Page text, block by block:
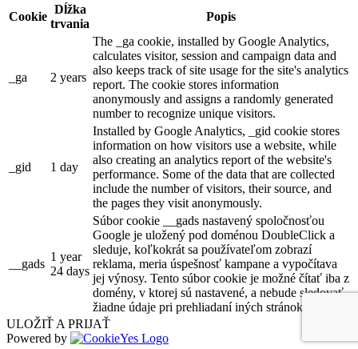
Cookie
Dĺžka
trvania
Popis
_ga 2 years
The _ga cookie, installed by Google Analytics,
calculates visitor, session and campaign data and
also keeps track of site usage for the site's analytics
report. The cookie stores information
anonymously and assigns a randomly generated
number to recognize unique visitors.
_gid 1 day
Installed by Google Analytics, _gid cookie stores
information on how visitors use a website, while
also creating an analytics report of the website's
performance. Some of the data that are collected
include the number of visitors, their source, and
the pages they visit anonymously.
__gads
1 year
24 days
Súbor cookie __gads nastavený spoločnosťou
Google je uložený pod doménou DoubleClick a
sleduje, koľkokrát sa používateľom zobrazí
reklama, meria úspešnosť kampane a vypočítava
jej výnosy. Tento súbor cookie je možné čítať iba z
domény, v ktorej sú nastavené, a nebude sledovať
žiadne údaje pri prehliadaní iných stránok.
ULOŽIŤ A PRIJAŤ
Powered by